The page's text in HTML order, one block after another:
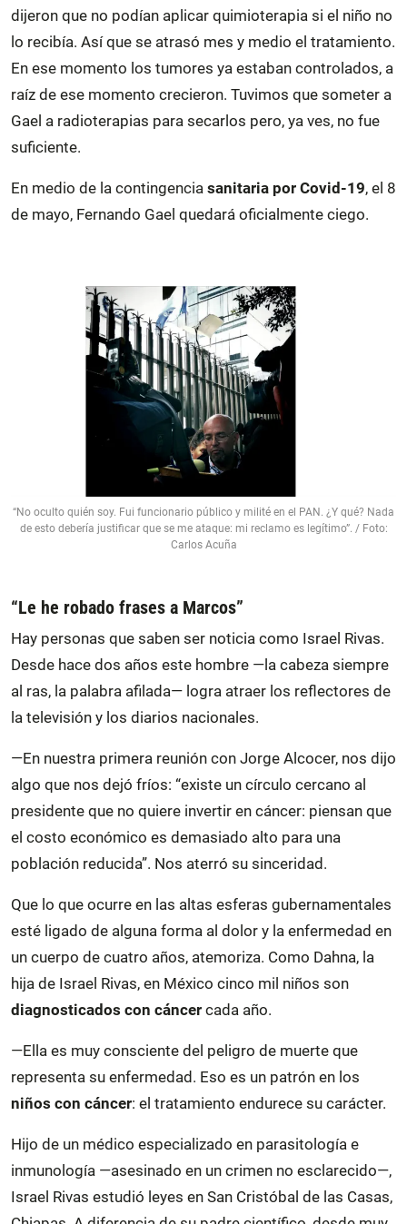
dijeron que no podían aplicar quimioterapia si el niño no
lo recibía. Así que se atrasó mes y medio el tratamiento.
En ese momento los tumores ya estaban controlados, a
raíz de ese momento crecieron. Tuvimos que someter a
Gael a radioterapias para secarlos pero, ya ves, no fue
suficiente.
En medio de la contingencia sanitaria por Covid-19, el 8
de mayo, Fernando Gael quedará oficialmente ciego.
“No oculto quién soy. Fui funcionario público y milité en el PAN. ¿Y qué? Nada
de esto debería justificar que se me ataque: mi reclamo es legítimo”. / Foto:
Carlos Acuña
“Le he robado frases a Marcos”
Hay personas que saben ser noticia como Israel Rivas.
Desde hace dos años este hombre —la cabeza siempre
al ras, la palabra afilada— logra atraer los reflectores de
la televisión y los diarios nacionales.
—En nuestra primera reunión con Jorge Alcocer, nos dijo
algo que nos dejó fríos: “existe un círculo cercano al
presidente que no quiere invertir en cáncer: piensan que
el costo económico es demasiado alto para una
población reducida”. Nos aterró su sinceridad.
Que lo que ocurre en las altas esferas gubernamentales
esté ligado de alguna forma al dolor y la enfermedad en
un cuerpo de cuatro años, atemoriza. Como Dahna, la
hija de Israel Rivas, en México cinco mil niños son
diagnosticados con cáncer cada año.
—Ella es muy consciente del peligro de muerte que
representa su enfermedad. Eso es un patrón en los
niños con cáncer: el tratamiento endurece su carácter.
Hijo de un médico especializado en parasitología e
inmunología —asesinado en un crimen no esclarecido—,
Israel Rivas estudió leyes en San Cristóbal de las Casas,